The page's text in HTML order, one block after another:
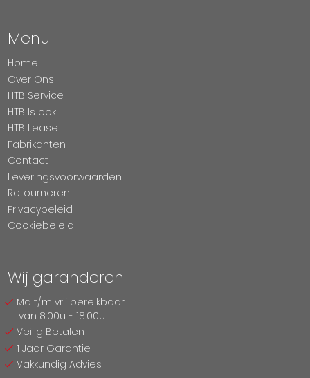
Menu
Home
Over Ons
HTB Service
HTB Is ook
HTB Lease
Fabrikanten
Contact
Leveringsvoorwaarden
Retourneren
Privacybeleid
Cookiebeleid
Wij garanderen
Ma t/m vrij bereikbaar
van 8:00u - 18:00u
Veilig Betalen
1 Jaar Garantie
Vakkundig Advies